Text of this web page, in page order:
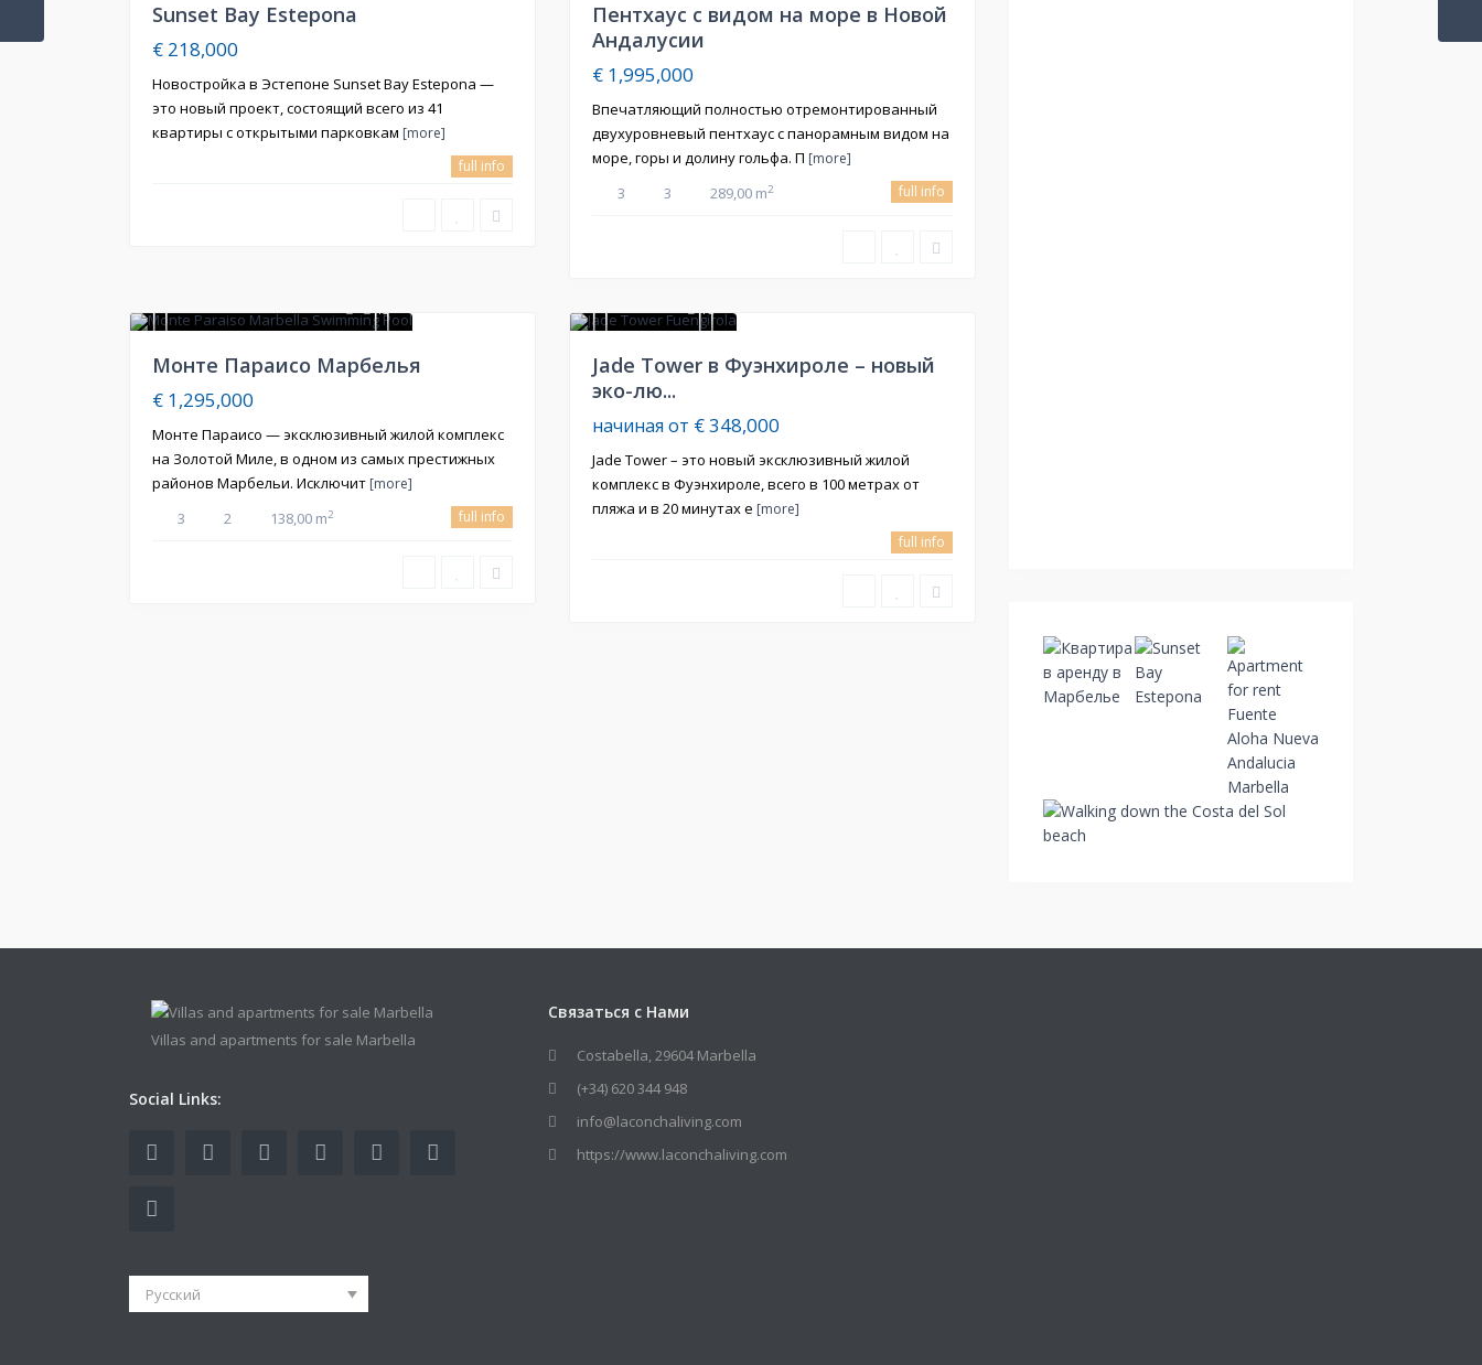
Sunset Bay Estepona
€ 218,000
Новостройка в Эстепоне Sunset Bay Estepona —
это новый проект, состоящий всего из 41
квартиры с открытыми парковкам [more]
full info
Пентхаус с видом на море в Новой
Андалусии
€ 1,995,000
Впечатляющий полностью отремонтированный
двухуровневый пентхаус с панорамным видом на
море, горы и долину гольфа. П [more]
3 3 289,00 m2 full info
15
Монте Параисо Марбелья
€ 1,295,000
Монте Параисо — эксклюзивный жилой комплекс
на Золотой Миле, в одном из самых престижных
районов Марбельи. Исключит [more]
3 2 138,00 m2 full info
18
Продажа
Jade Tower в Фуэнхироле – новый
эко-лю...
начиная от € 348,000
Jade Tower – это новый эксклюзивный жилой
комплекс в Фуэнхироле, всего в 100 метрах от
пляжа и в 20 минутах е [more]
full info
Villas and apartments for sale Marbella
Social Links:
Русский
Связаться с Нами
Costabella, 29604 Marbella
(+34) 620 344 948
info@laconchaliving.com
https://www.laconchaliving.com